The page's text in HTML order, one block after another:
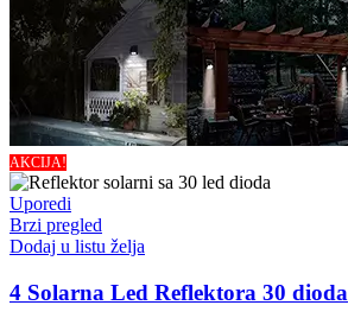
AKCIJA!
Uporedi
Brzi pregled
Dodaj u listu želja
4 Solarna Led Reflektora 30 dioda